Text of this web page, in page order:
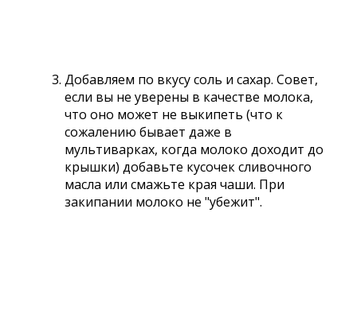
Добавляем по вкусу соль и сахар. Совет,
если вы не уверены в качестве молока,
что оно может не выкипеть (что к
сожалению бывает даже в
мультиварках, когда молоко доходит до
крышки) добавьте кусочек сливочного
масла или смажьте края чаши. При
закипании молоко не "убежит".